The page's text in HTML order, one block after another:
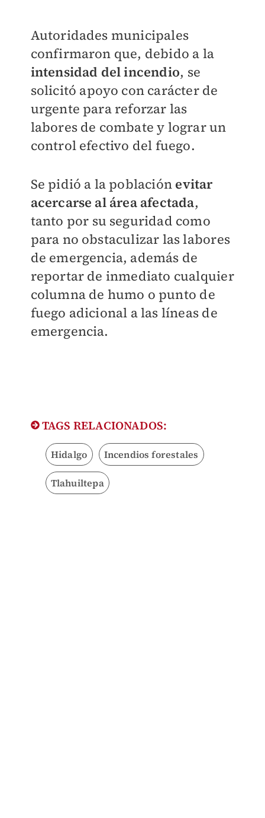
Autoridades municipales
confirmaron que, debido a la
intensidad del incendio, se
solicitó apoyo con carácter de
urgente para reforzar las
labores de combate y lograr un
control efectivo del fuego.
Se pidió a la población evitar
acercarse al área afectada,
tanto por su seguridad como
para no obstaculizar las labores
de emergencia, además de
reportar de inmediato cualquier
columna de humo o punto de
fuego adicional a las líneas de
emergencia.
TAGS RELACIONADOS:
Hidalgo Incendios forestales
Tlahuiltepa